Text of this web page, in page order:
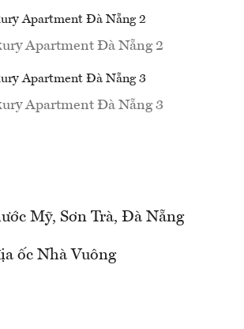
Apartment Đà Nẵng 2
Apartment Đà Nẵng 3
Mỹ, Sơn Trà, Đà Nẵng
ốc Nhà Vuông